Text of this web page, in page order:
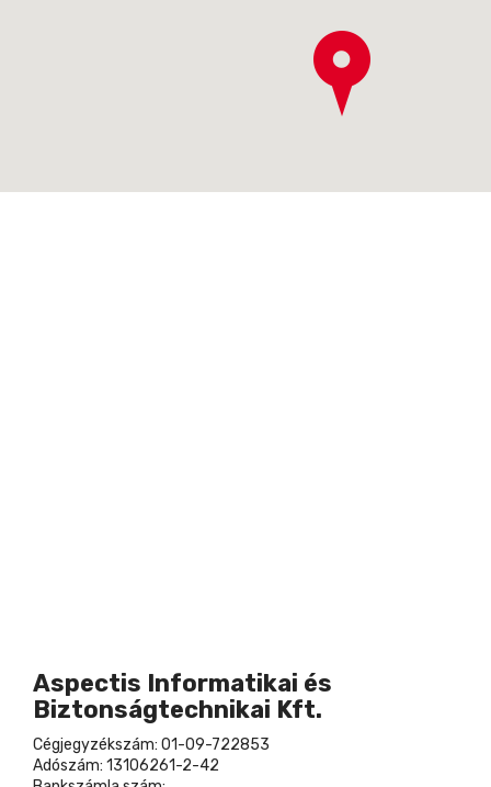
Aspectis Informatikai és
Biztonságtechnikai Kft.
Cégjegyzékszám: 01-09-722853
Adószám: 13106261-2-42